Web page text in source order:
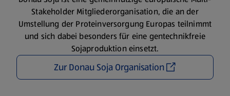
Stakeholder Mitgliederorganisation, die an der
Umstellung der Proteinversorgung Europas teilnimmt
und sich dabei besonders für eine gentechnikfreie
Sojaproduktion einsetzt.
Zur Donau Soja Organisation